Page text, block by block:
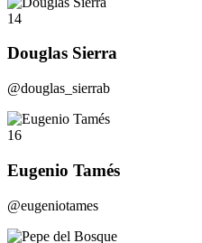
14
Douglas Sierra
@douglas_sierrab
16
Eugenio Tamés
@eugeniotames